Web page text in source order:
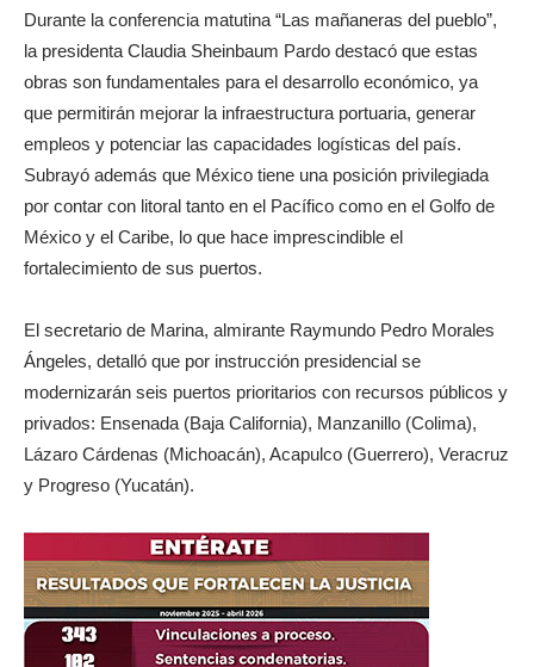
Durante la conferencia matutina “Las mañaneras del pueblo”,
la presidenta Claudia Sheinbaum Pardo destacó que estas
obras son fundamentales para el desarrollo económico, ya
que permitirán mejorar la infraestructura portuaria, generar
empleos y potenciar las capacidades logísticas del país.
Subrayó además que México tiene una posición privilegiada
por contar con litoral tanto en el Pacífico como en el Golfo de
México y el Caribe, lo que hace imprescindible el
fortalecimiento de sus puertos.
El secretario de Marina, almirante Raymundo Pedro Morales
Ángeles, detalló que por instrucción presidencial se
modernizarán seis puertos prioritarios con recursos públicos y
privados: Ensenada (Baja California), Manzanillo (Colima),
Lázaro Cárdenas (Michoacán), Acapulco (Guerrero), Veracruz
y Progreso (Yucatán).